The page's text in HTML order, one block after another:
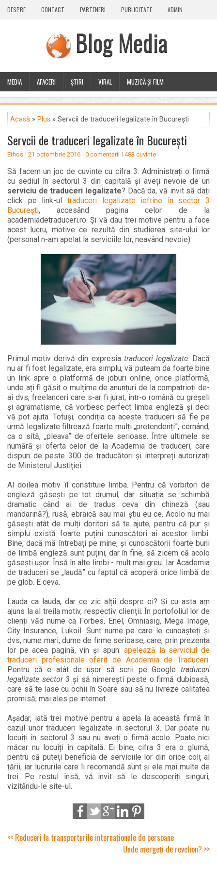
DESPRE CONTACT PARTENERI PUBLICITATE ADMIN
Blog Media
MEDIA AFACERI ȘTIRI VIRAL
MUZICĂ ȘI FILM
CALEIDOSCOP
BLOG GUEST POST PLUS
Acasă » Plus » Servcii de traduceri legalizate în București
Servcii de traduceri legalizate în București
Ethos 21 octombrie 2016 0 comentarii 483 cuvinte
Să facem un joc de cuvinte cu cifra 3. Administrați o firmă
cu sediul în sectorul 3 din capitală și aveți nevoie de un
serviciu de traduceri legalizate? Dacă da, vă invit să dați
click pe link-ul traduceri legalizate ieftine în sector 3
București, accesând pagina celor de la
academiadetraduceri.ro. Și vă dau trei motive pentru a face
acest lucru, motive ce rezultă din studierea site-ului lor
(personal n-am apelat la serviciile lor, neavând nevoie).
Primul motiv derivă din expresia traduceri legalizate. Dacă
nu ar fi fost legalizate, era simplu, vă puteam da foarte bine
un link spre o platformă de joburi online, orice platformă,
unde ați fi găsit o mulțime de anunțuri de la compatrioți de-
ai dvs, freelanceri care s-ar fi jurat, într-o română cu greșeli
și agramatisme, că vorbesc perfect limba engleză și deci
vă pot ajuta. Totuși, condiția ca aceste traduceri să fie pe
urmă legalizate filtrează foarte mulți „pretendenți”, cernând,
ca o sită, „pleava” de ofertele serioase. Între ultimele se
numără și oferta celor de la Academia de traduceri, care
dispun de peste 300 de traducători și interpreți autorizați
de Ministerul Justiției.
Al doilea motiv îl constituie limba. Pentru că vorbitori de
engleză găsești pe tot drumul, dar situația se schimbă
dramatic când ai de tradus ceva din chineză (sau
mandarină?), rusă, ebraică sau mai știu eu ce. Acolo nu mai
găsești atât de mulți doritori să te ajute, pentru că pur și
simplu există foarte puțini cunoscători ai acestor limbi.
Bine, dacă mă întrebați pe mine, și cunoscătorii foarte buni
de limbă engleză sunt puțini, dar în fine, să zicem că acolo
găsești ușor. Însă în alte limbi - mult mai greu. Iar Academia
de traduceri se „laudă” cu faptul că acoperă orice limbă de
pe glob. E ceva.
Lauda ca lauda, dar ce zic alții despre ei? Și cu asta am
ajuns la al treila motiv, respectiv clienții. În portofoliul lor de
clienți văd nume ca Forbes, Enel, Omniasig, Mega Image,
City Insurance, Lukoil. Sunt nume pe care le cunoașteți și
dvs, nume mari, dume de firme serioase, care, prin prezența
lor pe acea pagină, vin și spun:apelează la serviciul de
traduceri profesionale oferit de Academia de Traduceri.
Pentru că e atât de ușor să scrii pe Google traduceri
legalizate sector 3 și să nimerești peste o firmă dubioasă,
care să te lase cu ochii în Soare sau să nu livreze calitatea
promisă, mai ales pe internet.
Așadar, iată trei motive pentru a apela la această firmă în
cazul unor traduceri legalizate in sectorul 3. Dar poate nu
locuiți în sectorul 3 sau nu aveți o firmă acolo. Poate nici
măcar nu locuiți în capitală. Ei bine, cifra 3 era o glumă,
pentru că puteți beneficia de serviciile lor din orice colț al
țării, iar lucrurile care îi recomandă sunt și ele mai multe de
trei. Pe restul însă, vă invit să le descoperiți singuri,
vizitându-le site-ul.
<< Reduceri la transporturile internaționale de persoane
Unde mergeți de revelion? >>